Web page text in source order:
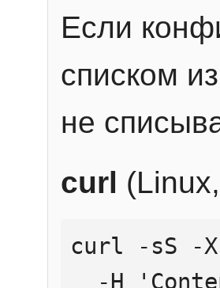
Если
списком
не
curl
curl -sS -